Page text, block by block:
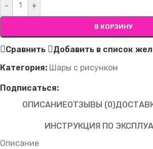
- +
В КОРЗИНУ
Сравнить
Добавить в список
Категория: Шары с рисунком
Подписаться:
ОПИСАНИЕОТЗЫВЫ (0)
ИНСТРУКЦИЯ ПО
Описание